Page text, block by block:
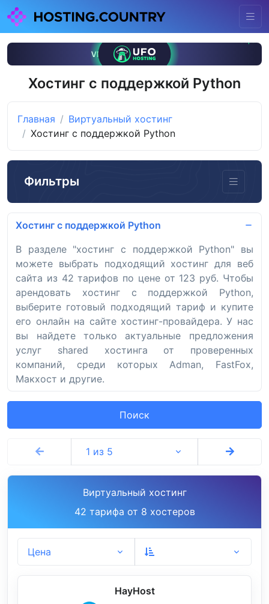
Хостинг с поддержкой Python
Главная
Виртуальный хостинг
Хостинг с поддержкой Python
Фильтры
Хостинг с поддержкой Python
В разделе "хостинг с поддержкой Python" вы
можете выбрать подходящий хостинг для веб
сайта из 42 тарифов по цене от 123 руб. Чтобы
арендовать хостинг с поддержкой Python,
выберите готовый подходящий тариф и купите
его онлайн на сайте хостинг-провайдера. У нас
вы найдете только актуальные предложения
услуг shared хостинга от проверенных
компаний, среди которых Adman, FastFox,
Макхост и другие.
Поиск
1 из 5
Виртуальный хостинг
42 тарифа от 8 хостеров
Цена
HayHost